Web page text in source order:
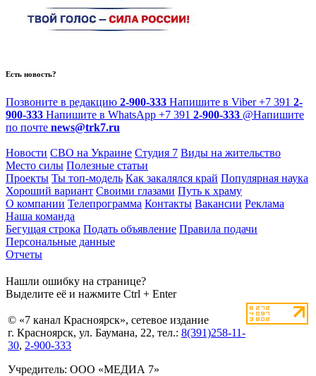
Есть новость?
Позвоните в редакцию 2-900-333 Напишите в Viber +7 391 2-
900-333 Напишите в WhatsApp +7 391 2-900-333 @Напишите
по почте news@trk7.ru
Новости СВО на Украине Студия 7 Виды на жительство
Место силы Полезные статьи
Проекты Ты топ-модель Как закалялся край Популярная наука
Хороший вариант Своими глазами Путь к храму
О компании Телепрограмма Контакты Вакансии Реклама
Наша команда
Бегущая строка Подать объявление Правила подачи
Персональные данные
Отчеты
Нашли ошибку на странице?
Выделите её и нажмите Ctrl + Enter
© «7 канал Красноярск», сетевое издание
г. Красноярск, ул. Баумана, 22, тел.: 8(391)258-11-
30, 2-900-333
Учредитель: ООО «МЕДИА 7»